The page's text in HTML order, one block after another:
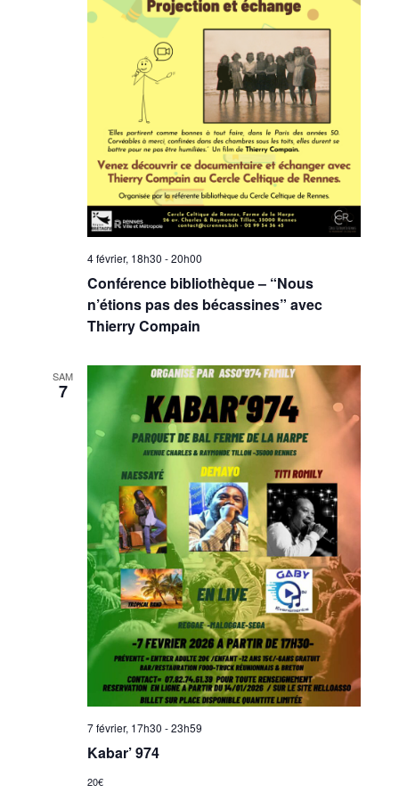
4 février, 18h30 -20h00
Conférence bibliothèque – “Nous
n’étions pas des bécassines” avec
Thierry Compain
SAM
7
7 février, 17h30 -23h59
Kabar’ 974
20€